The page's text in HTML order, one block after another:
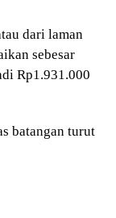
dari laman
sebesar
Rp1.931.000
batangan turut